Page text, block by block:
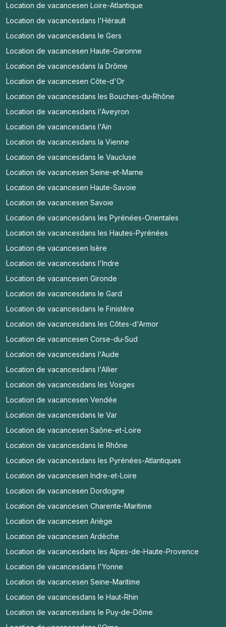
Location de vacancesen Loire-Atlantique
Location de vacancesdans l'Hérault
Location de vacancesdans le Gers
Location de vacancesen Haute-Garonne
Location de vacancesdans la Drôme
Location de vacancesen Côte-d'Or
Location de vacancesdans les Bouches-du-Rhône
Location de vacancesdans l'Aveyron
Location de vacancesdans l'Ain
Location de vacancesdans la Vienne
Location de vacancesdans le Vaucluse
Location de vacancesen Seine-et-Marne
Location de vacancesen Haute-Savoie
Location de vacancesen Savoie
Location de vacancesdans les Pyrénées-Orientales
Location de vacancesdans les Hautes-Pyrénées
Location de vacancesen Isère
Location de vacancesdans l'Indre
Location de vacancesen Gironde
Location de vacancesdans le Gard
Location de vacancesdans le Finistère
Location de vacancesdans les Côtes-d'Armor
Location de vacancesen Corse-du-Sud
Location de vacancesdans l'Aude
Location de vacancesdans l'Allier
Location de vacancesdans les Vosges
Location de vacancesen Vendée
Location de vacancesdans le Var
Location de vacancesen Saône-et-Loire
Location de vacancesdans le Rhône
Location de vacancesdans les Pyrénées-Atlantiques
Location de vacancesen Indre-et-Loire
Location de vacancesen Dordogne
Location de vacancesen Charente-Maritime
Location de vacancesen Ariège
Location de vacancesen Ardèche
Location de vacancesdans les Alpes-de-Haute-Provence
Location de vacancesdans l'Yonne
Location de vacancesen Seine-Maritime
Location de vacancesdans le Haut-Rhin
Location de vacancesdans le Puy-de-Dôme